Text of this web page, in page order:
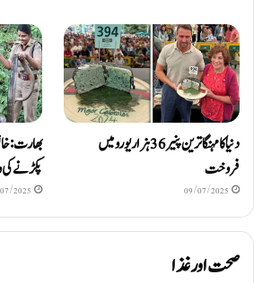
دنیا کا مہنگا ترین پنیر 36 ہزار یورو میں
فروخت
09/07/2025
پکڑنے کی
2025
صحت اور غذا